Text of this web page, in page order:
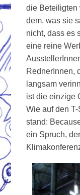
die Beteiligten
dem, was sie
nicht, dass es
eine reine
RednerInnen,
langsam
ist die einzige
Wie auf den
stand:
ein Spruch,